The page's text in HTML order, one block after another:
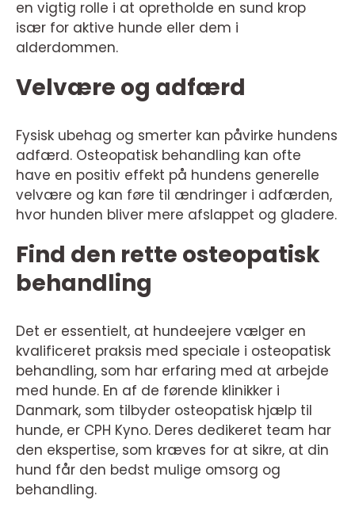
en vigtig rolle i at opretholde en sund krop
især for aktive hunde eller dem i
alderdommen.
Velvære og adfærd
Fysisk ubehag og smerter kan påvirke hundens
adfærd. Osteopatisk behandling kan ofte
have en positiv effekt på hundens generelle
velvære og kan føre til ændringer i adfærden,
hvor hunden bliver mere afslappet og gladere.
Find den rette osteopatisk
behandling
Det er essentielt, at hundeejere vælger en
kvalificeret praksis med speciale i osteopatisk
behandling, som har erfaring med at arbejde
med hunde. En af de førende klinikker i
Danmark, som tilbyder osteopatisk hjælp til
hunde, er CPH Kyno. Deres dedikeret team har
den ekspertise, som kræves for at sikre, at din
hund får den bedst mulige omsorg og
behandling.